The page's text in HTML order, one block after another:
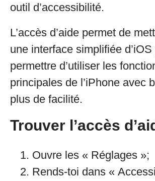
outil d’accessibilité.
L’accès d’aide permet de
une interface simplifiée d’iOS
permettre d’utiliser les
principales de l’iPhone avec
plus de facilité.
Trouver l’accès
Ouvre les « Réglages »;
Rends-toi dans «